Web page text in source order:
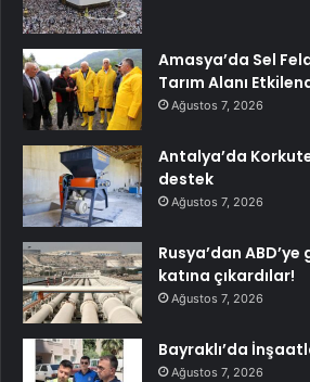
Amasya’da Sel
Tarım Alanı
Ağustos 7, 2026
Antalya’da
destek
Ağustos 7, 2026
Rusya’dan
katına çıkardılar!
Ağustos 7, 2026
Bayraklı’da
Ağustos 7, 2026